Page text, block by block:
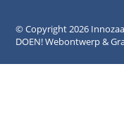
© Copyright2026
DOEN! Webontwerp &